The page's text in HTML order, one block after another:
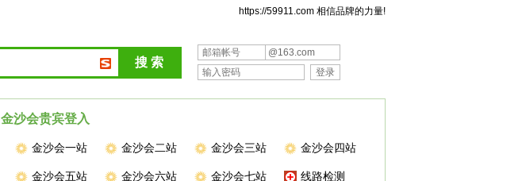
https://59911.com 相信品牌的力量!
搜 索
@163.com
金沙会贵宾登入
金沙会一站 金沙会二站 金沙会三站 金沙会四站
金沙会五站 金沙会六站 金沙会七站 线路检测